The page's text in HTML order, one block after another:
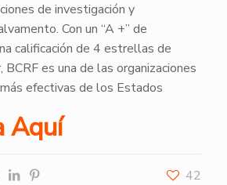
de investigación y
Con un “A +” de
calificación de 4 estrellas de
es una de las organizaciones
efectivas de los Estados
Aquí
42